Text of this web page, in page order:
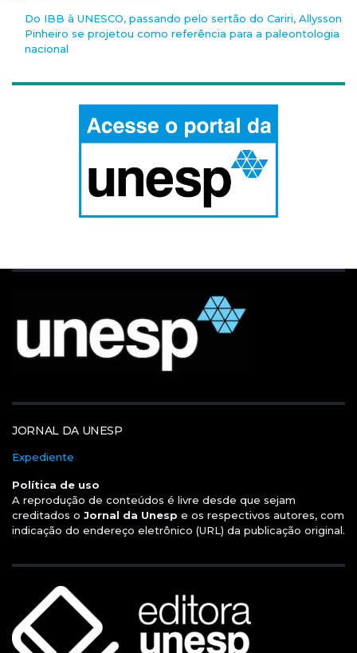
Do IBB à UNESCO, passando pelo sertão do Cariri, Allysson
Pinheiro se projetou como referência para a paleontologia
nacional
JORNAL DA UNESP
Expediente
Política de uso
A reprodução de conteúdos é livre desde que sejam
creditados o Jornal da Unesp e os respectivos autores, com
indicação do endereço eletrônico (URL) da publicação original.